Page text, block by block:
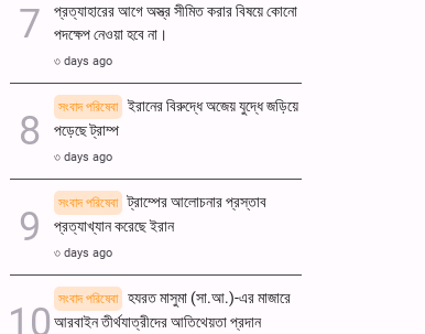
প্রত্যাহারের আগে অস্ত্র সীমিত করার বিষয়ে কোনো
পদক্ষেপ নেওয়া হবে না।
৩ days ago
সংবাদ পরিষেবা
ইরানের বিরুদ্ধে অজেয় যুদ্ধে জড়িয়ে
পড়েছে ট্রাম্প
৩ days ago
সংবাদ পরিষেবা
ট্রাম্পের আলোচনার প্রস্তাব
প্রত্যাখ্যান করেছে ইরান
৩ days ago
সংবাদ পরিষেবা
হযরত মাসুমা (সা.আ.)-এর মাজারে
আরবাইন তীর্থযাত্রীদের আতিথেয়তা প্রদান